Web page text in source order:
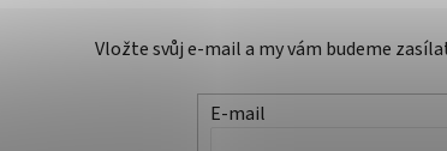
Vložte svůj e-mail a my vám budeme
E-mail